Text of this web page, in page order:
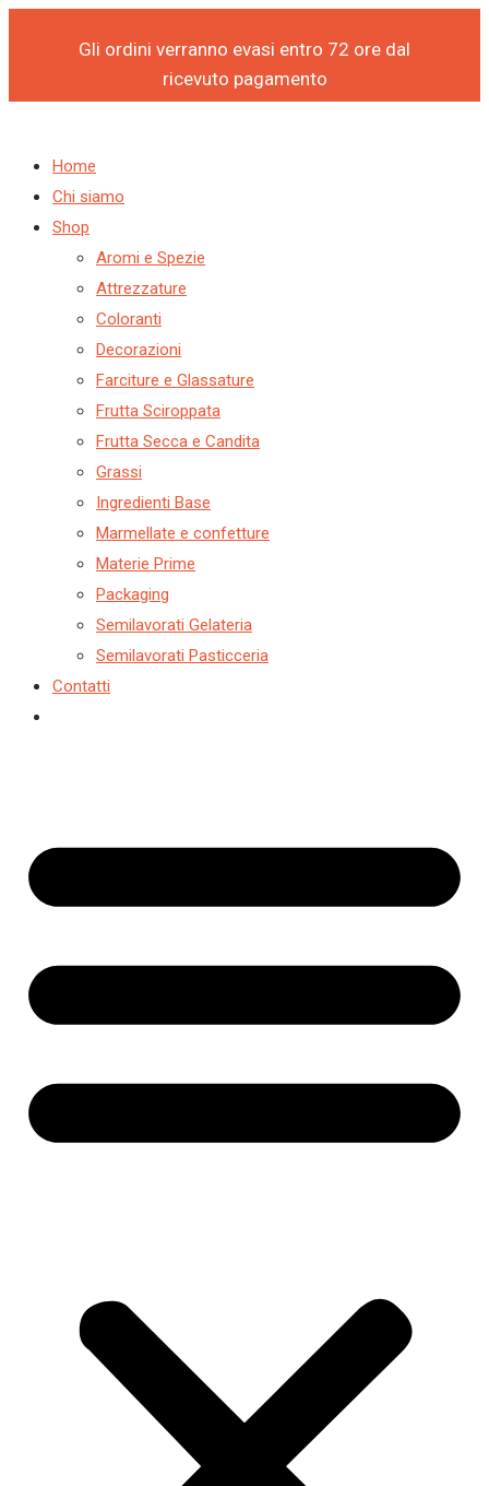
Gli ordini verranno evasi entro 72 ore dal
ricevuto pagamento
Vai
Home
Chi siamo
Shop
Aromi e Spezie
Attrezzature
Coloranti
Decorazioni
Farciture e Glassature
Frutta Sciroppata
Frutta Secca e Candita
Grassi
Ingredienti Base
Marmellate e confetture
Materie Prime
Packaging
Semilavorati Gelateria
Semilavorati Pasticceria
Contatti
Products
Products
Products
Products